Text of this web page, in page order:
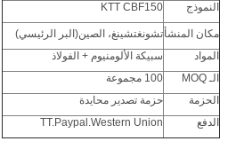
النموذج
KTT CBF150
مكان المنشأتشونغتشينغ، الصين(البر الرئيسي)
المواد
سبيكة الألومنيوم + الفولاذ
الـ MOQ
100 مجموعة
الحزمة
حزمة تصدير محايدة
الدفع
TT.Paypal.Western Union